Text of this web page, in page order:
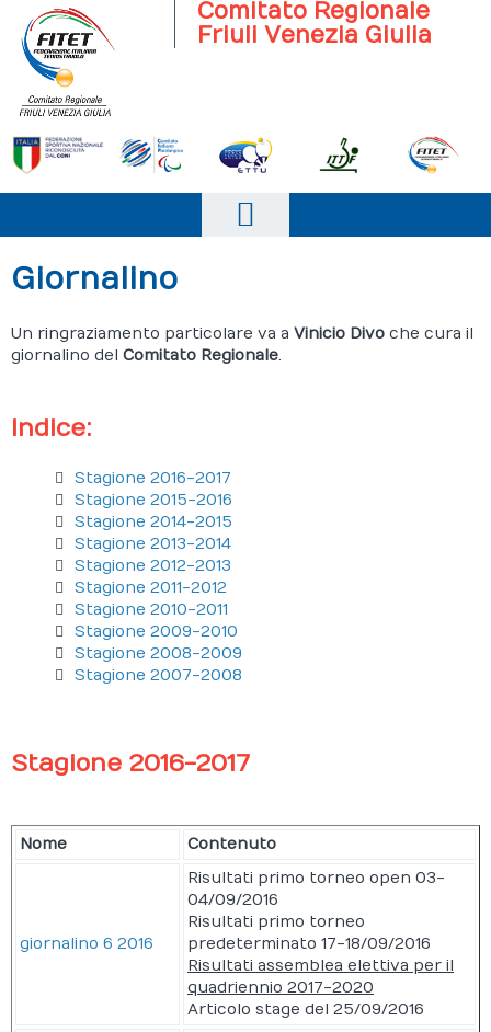
Comitato Regionale
Friuli Venezia Giulia
Scuola
Attività agonistica
Giornalino
Società Sportive
Giornalino
Un ringraziamento particolare va a Vinicio Divo che cura il
giornalino del Comitato Regionale.
Indice:
Stagione 2016-2017
Stagione 2015-2016
Stagione 2014-2015
Stagione 2013-2014
Stagione 2012-2013
Stagione 2011-2012
Stagione 2010-2011
Stagione 2009-2010
Stagione 2008-2009
Stagione 2007-2008
Stagione 2016-2017
Nome Contenuto
giornalino 6 2016
Risultati primo torneo open 03-
04/09/2016
Risultati primo torneo
predeterminato 17-18/09/2016
Risultati assemblea elettiva per il
quadriennio 2017-2020
Articolo stage del 25/09/2016